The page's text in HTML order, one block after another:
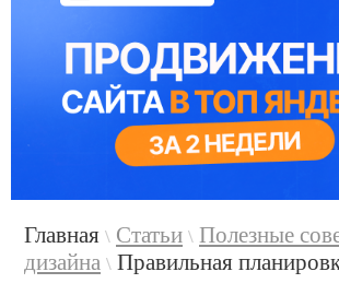
Главная \ Статьи \ Полезные
дизайна \ Правильная